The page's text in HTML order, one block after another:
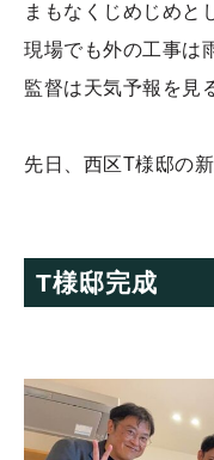
まもなくじめじめと
現場でも外の工事は
監督は天気予報を見
先日、西区T様邸の
T様邸完成